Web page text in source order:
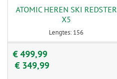
ATOMIC HEREN SKI REDSTER
X5
Lengtes: 156
€ 499,99
€ 349,99